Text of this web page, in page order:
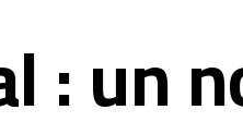
: un